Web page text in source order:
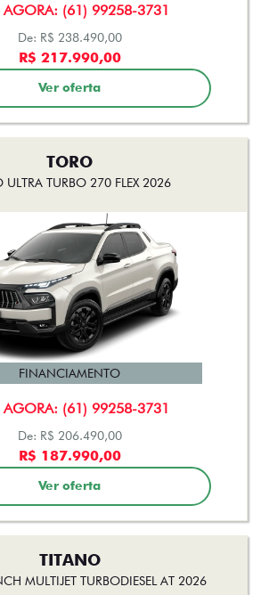
AGORA: (61) 99258-3731
De: R$ 238.490,00
R$ 217.990,00
Ver oferta
TORO
ULTRA TURBO 270 FLEX 2026
AGORA: (61) 99258-3731
FINANCIAMENTO
De: R$ 206.490,00
R$ 187.990,00
Ver oferta
TITANO
MULTIJET TURBODIESEL AT 2026